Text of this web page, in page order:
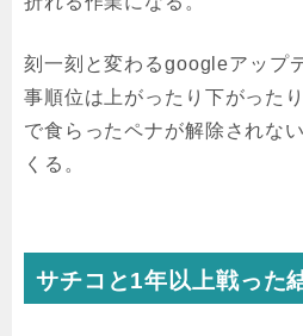
刻一刻と変わるgoogleアップ
事順位は上がったり下がった
で食らったペナが解除されな
くる。
サチコと1年以上戦った